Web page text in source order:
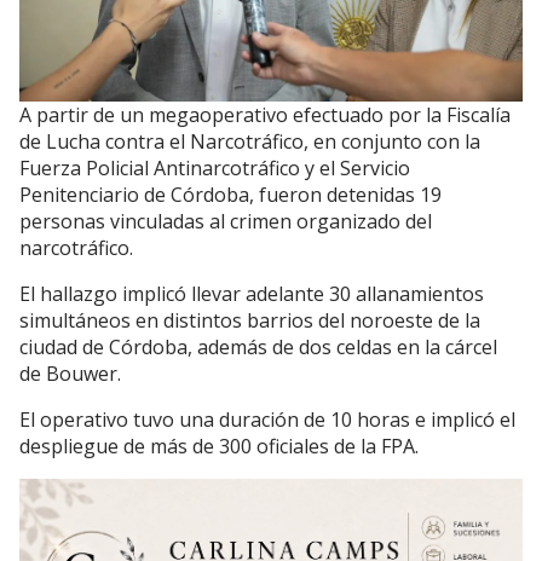
A partir de un megaoperativo efectuado por la Fiscalía
de Lucha contra el Narcotráfico, en conjunto con la
Fuerza Policial Antinarcotráfico y el Servicio
Penitenciario de Córdoba, fueron detenidas 19
personas vinculadas al crimen organizado del
narcotráfico.
El hallazgo implicó llevar adelante 30 allanamientos
simultáneos en distintos barrios del noroeste de la
ciudad de Córdoba, además de dos celdas en la cárcel
de Bouwer.
El operativo tuvo una duración de 10 horas e implicó el
despliegue de más de 300 oficiales de la FPA.